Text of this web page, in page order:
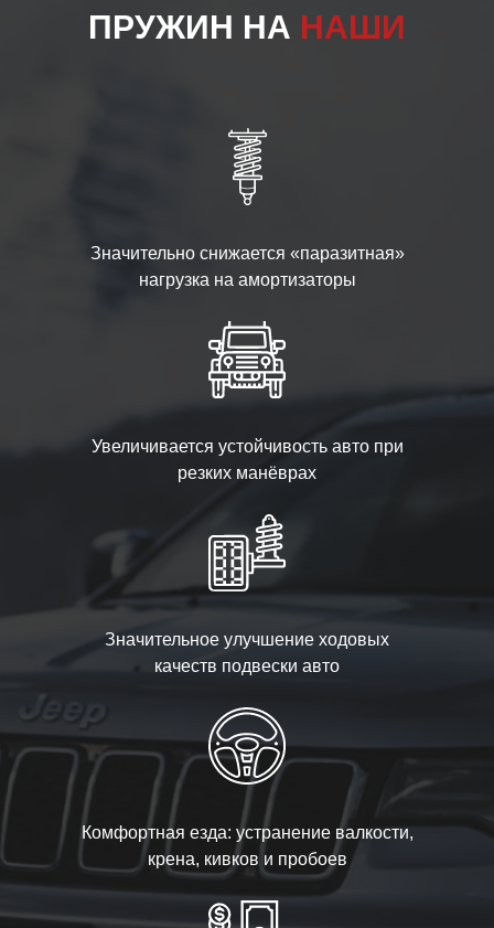
ПРУЖИН НА НАШИ
Значительно снижается «паразитная»
нагрузка на амортизаторы
Увеличивается устойчивость авто при
резких манёврах
Значительное улучшение ходовых
качеств подвески авто
Комфортная езда: устранение валкости,
крена, кивков и пробоев